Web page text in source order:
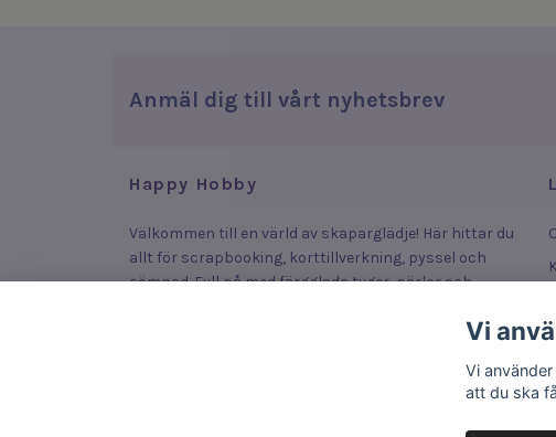
Anmäl dig till vårt nyhetsbrev
Happy Hobby
Välkommen till en värld av skaparglädje! Här hittar du
allt för scrapbooking, korttillverkning, pyssel och
sömnad. Fyll på med färgglada tyger, pärlor och
eller upptäck roliga och enkla produkter som lockar
Vi
Vi
att du ska